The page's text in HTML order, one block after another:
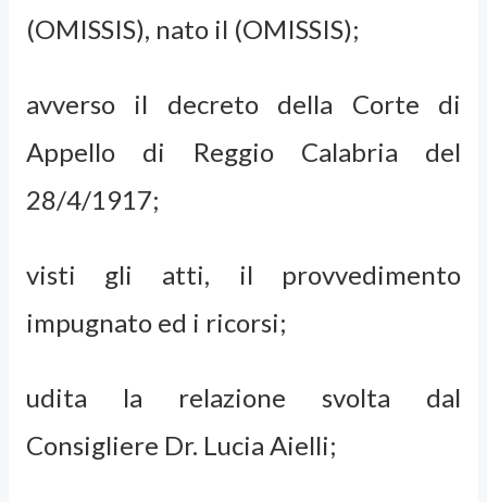
(OMISSIS), nato il (OMISSIS);
avverso il decreto della Corte di
Appello di Reggio Calabria del
28/4/1917;
visti gli atti, il provvedimento
impugnato ed i ricorsi;
udita la relazione svolta dal
Consigliere Dr. Lucia Aielli;